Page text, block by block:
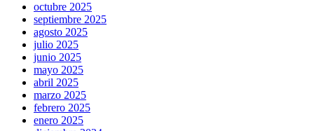
octubre 2025
septiembre 2025
agosto 2025
julio 2025
junio 2025
mayo 2025
abril 2025
marzo 2025
febrero 2025
enero 2025